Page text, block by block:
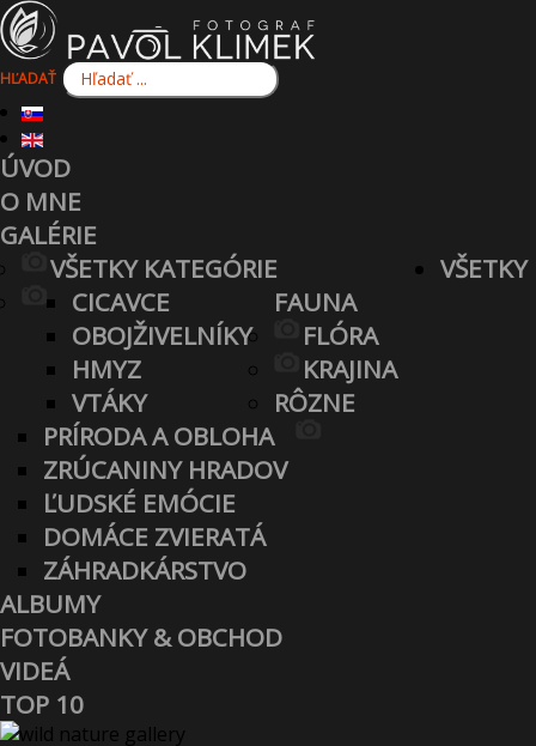
HĽADAŤ
ÚVOD
O MNE
GALÉRIE
VŠETKY KATEGÓRIE
FAUNA
CICAVCE
OBOJŽIVELNÍKY
HMYZ
VTÁKY
FLÓRA
KRAJINA
PRÍRODA A OBLOHA
RÔZNE
ZRÚCANINY HRADOV
ĽUDSKÉ EMÓCIE
DOMÁCE ZVIERATÁ
ZÁHRADKÁRSTVO
VŠETKY
ALBUMY
FOTOBANKY & OBCHOD
VIDEÁ
TOP 10